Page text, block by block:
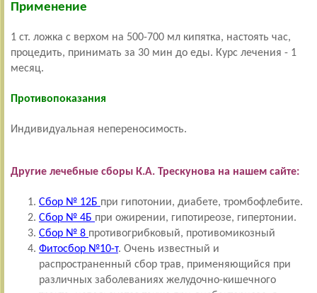
Применение
1 ст. ложка с верхом на 500-700 мл кипятка, настоять час,
процедить, принимать за 30 мин до еды. Курс лечения - 1
месяц.
Противопоказания
Индивидуальная непереносимость.
Другие лечебные сборы К.А. Трескунова на нашем сайте:
Сбор № 12Б при гипотонии, диабете, тромбофлебите.
Сбор № 4Б при ожирении, гипотиреозе, гипертонии.
Сбор № 8 противогрибковый, противомикозный
Фитосбор №10-т. Очень известный и
распространенный сбор трав, применяющийся при
различных заболеваниях желудочно-кишечного